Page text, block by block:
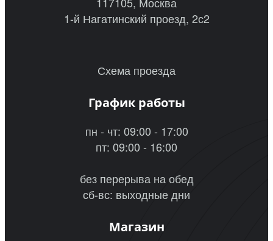
1-й Нагатинский проезд, 2с2
Схема проезда
График работы
пн - чт: 09:00 - 17:00
пт: 09:00 - 16:00
без перерыва на обед
сб-вс: выходные дни
Магазин